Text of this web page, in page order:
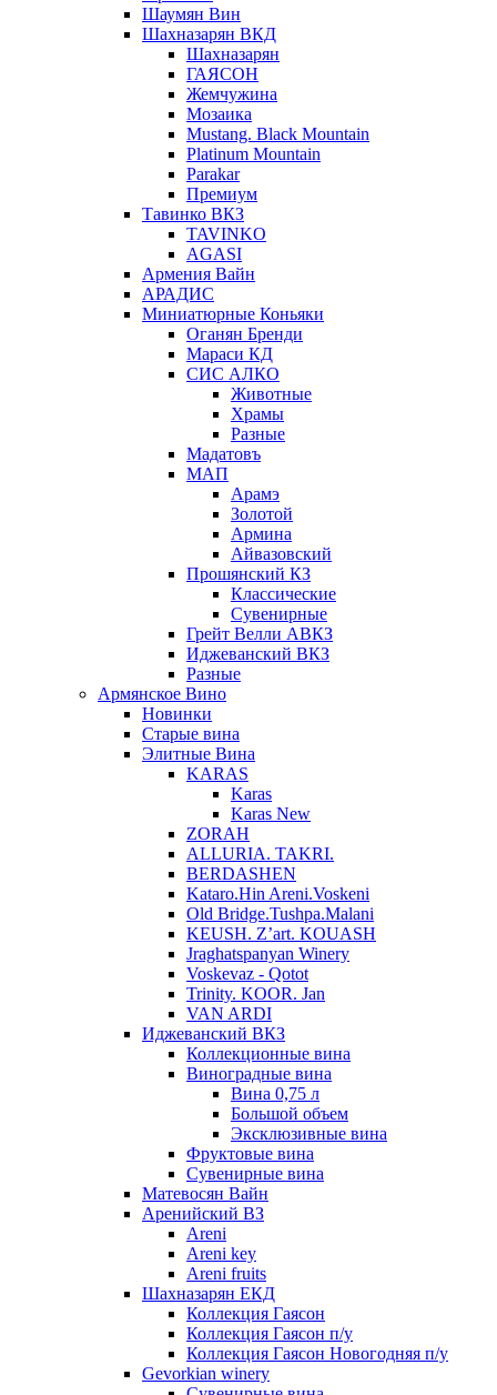
Шаумян Вин
Шахназарян ВКД
Шахназарян
ГАЯСОН
Жемчужина
Мозаика
Mustang. Black Mountain
Platinum Mountain
Parakar
Премиум
Тавинко ВКЗ
TAVINKO
AGASI
Армения Вайн
АРАДИС
Миниатюрные Коньяки
Оганян Бренди
Мараси КД
СИС АЛКО
Животные
Храмы
Разные
Мадатовъ
МАП
Арамэ
Золотой
Армина
Айвазовский
Прошянский КЗ
Классические
Сувенирные
Грейт Велли АВКЗ
Иджеванский ВКЗ
Разные
Армянское Вино
Новинки
Старые вина
Элитные Вина
KARAS
Karas
Karas New
ZORAH
ALLURIA. TAKRI.
BERDASHEN
Kataro.Hin Areni.Voskeni
Old Bridge.Tushpa.Malani
KEUSH. Z’art. KOUASH
Jraghatspanyan Winery
Voskevaz - Qotot
Trinity. KOOR. Jan
VAN ARDI
Иджеванский ВКЗ
Коллекционные вина
Виноградные вина
Вина 0,75 л
Большой объем
Эксклюзивные вина
Фруктовые вина
Cувенирные вина
Матевосян Вайн
Аренийский ВЗ
Areni
Areni key
Areni fruits
Шахназарян ЕКД
Коллекция Гаясон
Коллекция Гаясон п/у
Коллекция Гаясон Новогодняя п/у
Gevorkian winery